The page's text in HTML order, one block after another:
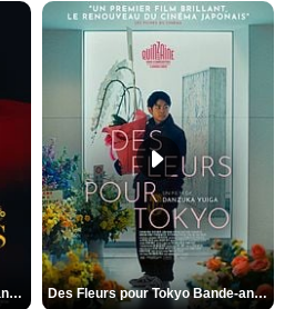
Les Silences de Riyad Bande-annonce VO STFR Des Fleurs pour Tokyo Bande-annonce VO STFR